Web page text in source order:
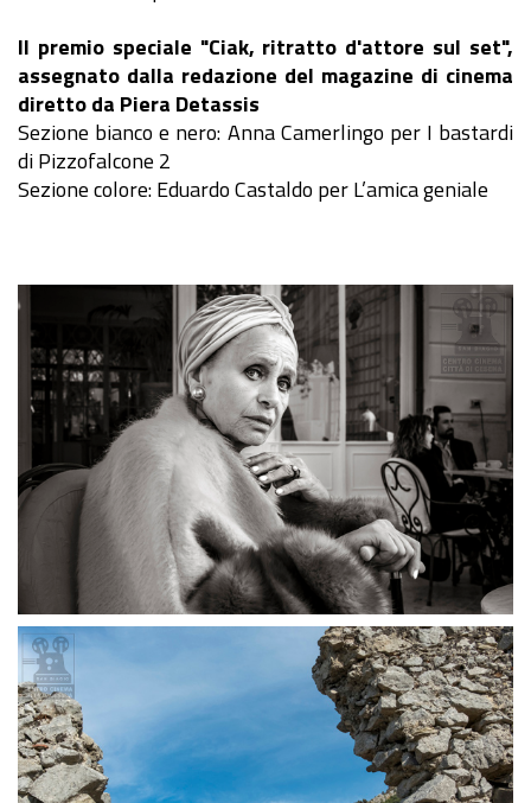
Il premio speciale "Ciak, ritratto d'attore sul set",
assegnato dalla redazione del magazine di cinema
diretto da Piera Detassis
Sezione bianco e nero: Anna Camerlingo per I bastardi
di Pizzofalcone 2
Sezione colore: Eduardo Castaldo per L’amica geniale